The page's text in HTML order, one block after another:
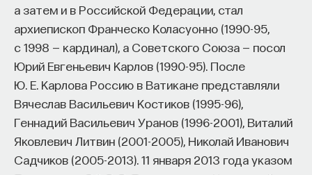
а затем и в Российской Федерации, стал
архиепископ Франческо Коласуонно (1990-95,
с 1998 — кардинал), а Советского Союза — посол
Юрий Евгеньевич Карлов (1990-95). После
Ю. Е. Карлова Россию в Ватикане представляли
Вячеслав Васильевич Костиков (1995-96),
Геннадий Васильевич Уранов (1996-2001), Виталий
Яковлевич Литвин (2001-2005), Николай Иванович
Садчиков (2005-2013). 11 января 2013 года указом